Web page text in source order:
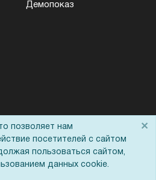
Демопоказ
позволяет нам
посетителей с сайтом
пользоваться сайтом,
данных cookie.
×